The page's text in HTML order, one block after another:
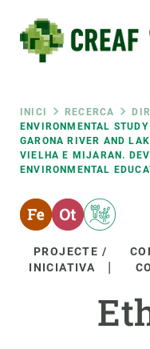
contingut
Fil
INICI RECERCA
ENVIRONMENTAL
GARONA RIVER AND
VIELHA E MIJARAN.
ENVIRONMENTAL
PROJECTE /
INICIATIVA
RRSS
INTRANET
menu
CIÈNCIA EN ACCIÓ